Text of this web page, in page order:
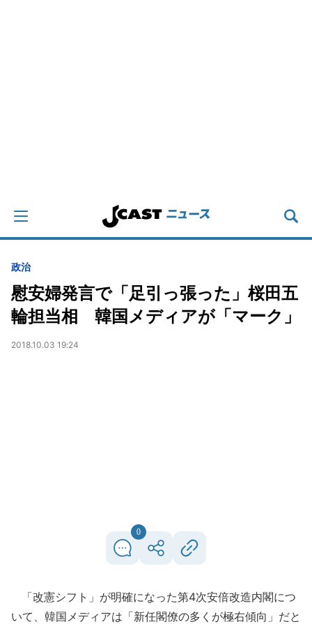
政治
慰安婦発言で「足引っ張った」桜田五
輪担当相 韓国メディアが「マーク」
2018.10.03 19:24
0
「改憲シフト」が明確になった第4次安倍改造内閣につ
いて、韓国メディアは「新任閣僚の多くが極右傾向」だと